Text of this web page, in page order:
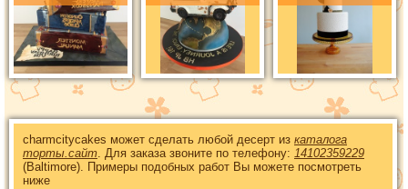
charmcitycakes может сделать любой десерт из каталога
торты.сайт. Для заказа звоните по телефону: 14102359229
(Baltimore). Примеры подобных работ Вы можете посмотреть
ниже